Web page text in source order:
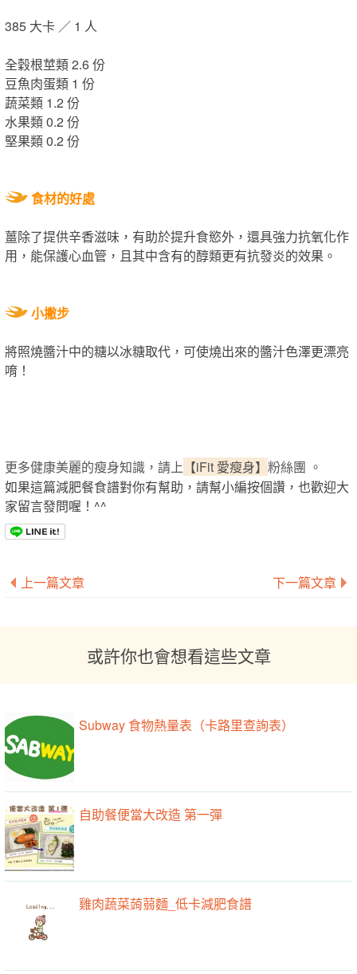
385 大卡 ／ 1 人
全穀根莖類 2.6 份
豆魚肉蛋類 1 份
蔬菜類 1.2 份
水果類 0.2 份
堅果類 0.2 份
食材的好處
薑除了提供辛香滋味，有助於提升食慾外，還具強力抗氧化作
用，能保護心血管，且其中含有的醇類更有抗發炎的效果。
小撇步
將照燒醬汁中的糖以冰糖取代，可使燒出來的醬汁色澤更漂亮
唷！
更多健康美麗的瘦身知識，請上 【iFit 愛瘦身】 粉絲團 。
如果這篇減肥餐食譜對你有幫助，請幫小編按個讚，也歡迎大
家留言發問喔！^^
上一篇文章 下一篇文章
或許你也會想看這些文章
Subway 食物熱量表（卡路里查詢表）
自助餐便當大改造 第一彈
雞肉蔬菜蒟蒻麵_低卡減肥食譜